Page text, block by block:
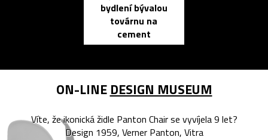
bydlení bývalou
továrnu na
cement
ON-LINE DESIGN MUSEUM
Víte, že ikonická židle Panton Chair se vyvíjela 9 let?
Design 1959, Verner Panton, Vitra